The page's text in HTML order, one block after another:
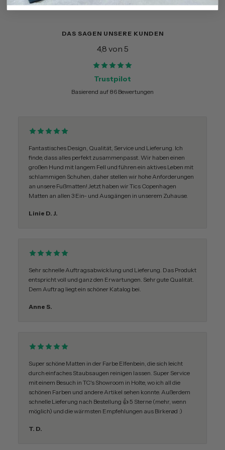
DAS SAGEN UNSERE KUNDEN
4,8 von 5
Trustpilot
Basierend auf 86 Bewertungen
Fantastisches Design, Qualität, Service und Lieferung. Ich
finde, dass alles perfekt zusammenpasst. Wir haben einen
großen Hund mit langem Fell und führen ein aktives Leben mit
schlammigen Schuhen, daher stellen wir hohe Anforderungen
an unsere Fußmatten! Jetzt haben wir Tics Copenhagen
Matten an allen 3 Ein- und Ausgängen in unserem Zuhause.
Linie D. J.
Sehr schnelle Auftragsabwicklung und Lieferung. Das Produkt
entspricht voll und ganz den Erwartungen. Sehr gute Qualität.
Dem Auftrag liegt ein schöner Katalog bei.
Anne S.
Super schöne Matten in der Farbe Elfenbein, die sich leicht
durch einfaches Staubsaugen reinigen lassen. Super Service
mit einem Besuch in TC's Showroom in Holte, wo ich all die
schönen Farben und andere Artikel sehen konnte. Außerdem
schnelle Lieferung nach Bestellung 👍 5 Sterne (mehr, wenn
möglich) und die wärmsten Empfehlungen aus Birkerød :)
T. D.